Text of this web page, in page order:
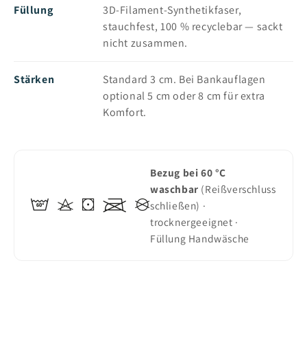
Füllung
3D-Filament-Synthetikfaser,
stauchfest, 100 % recyclebar — sackt
nicht zusammen.
Stärken
Standard 3 cm. Bei Bankauflagen
optional 5 cm oder 8 cm für extra
Komfort.
Bezug bei 60 °C
waschbar (Reißverschluss
schließen) ·
trocknergeeignet ·
Füllung Handwäsche